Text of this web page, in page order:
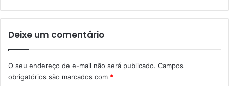
Deixe um comentário
O seu endereço de e-mail não será publicado. Campos
obrigatórios são marcados com *